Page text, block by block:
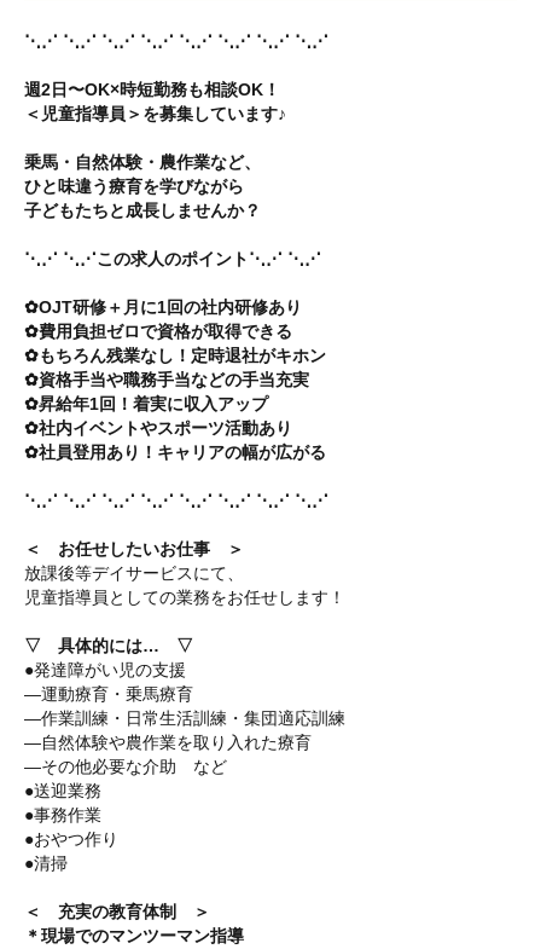
⋱⋰ ⋱⋰ ⋱⋰ ⋱⋰ ⋱⋰ ⋱⋰ ⋱⋰ ⋱⋰
週2日〜OK×時短勤務も相談OK！
＜児童指導員＞を募集しています♪
乗馬・自然体験・農作業など、
ひと味違う療育を学びながら
子どもたちと成長しませんか？
⋱⋰ ⋱⋰この求人のポイント⋱⋰ ⋱⋰
✿OJT研修＋月に1回の社内研修あり
✿費用負担ゼロで資格が取得できる
✿もちろん残業なし！定時退社がキホン
✿資格手当や職務手当などの手当充実
✿昇給年1回！着実に収入アップ
✿社内イベントやスポーツ活動あり
✿社員登用あり！キャリアの幅が広がる
⋱⋰ ⋱⋰ ⋱⋰ ⋱⋰ ⋱⋰ ⋱⋰ ⋱⋰ ⋱⋰
＜ お任せしたいお仕事 ＞
放課後等デイサービスにて、
児童指導員としての業務をお任せします！
▽ 具体的には… ▽
●発達障がい児の支援
―運動療育・乗馬療育
―作業訓練・日常生活訓練・集団適応訓練
―自然体験や農作業を取り入れた療育
―その他必要な介助 など
●送迎業務
●事務作業
●おやつ作り
●清掃
＜ 充実の教育体制 ＞
＊現場でのマンツーマン指導